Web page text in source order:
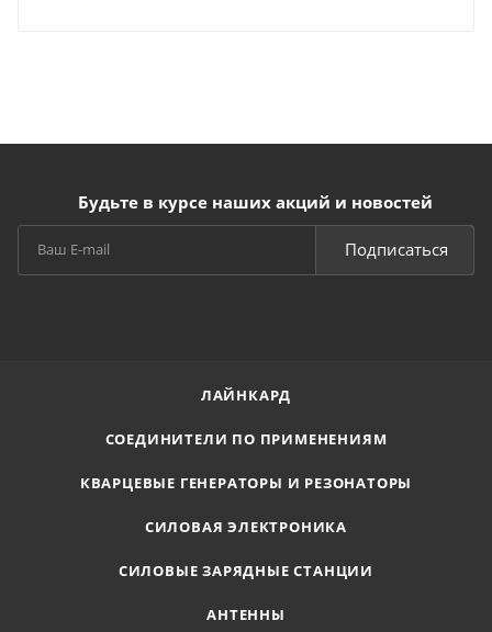
Будьте в курсе наших акций и новостей
Подписаться
ЛАЙНКАРД
СОЕДИНИТЕЛИ ПО ПРИМЕНЕНИЯМ
КВАРЦЕВЫЕ ГЕНЕРАТОРЫ И РЕЗОНАТОРЫ
СИЛОВАЯ ЭЛЕКТРОНИКА
СИЛОВЫЕ ЗАРЯДНЫЕ СТАНЦИИ
АНТЕННЫ